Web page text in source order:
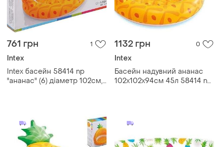
761 грн 1
Intex
Intex басейн 58414 np
"ананас" (6) діаметр 102см,
1132 грн 0
Intex
Басейн надувний ананас
102х102х94см 45л 58414 np